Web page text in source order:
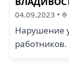
04.09.2023 •
Нарушение
работников.